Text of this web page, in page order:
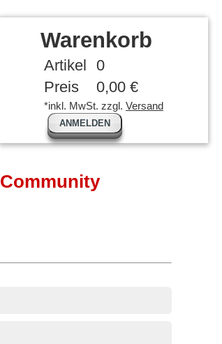
Warenkorb
Artikel 0
Preis
0,00 €
*inkl. MwSt. zzgl. Versand
ANMELDEN
Community